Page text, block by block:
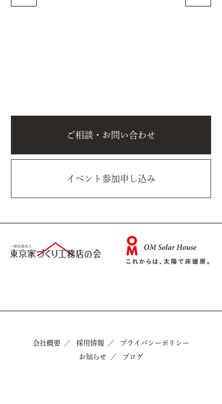
ご相談・お問い合わせ
イベント参加申し込み
会社概要 採用情報
プライバシーポリシー
お知らせ
ブログ